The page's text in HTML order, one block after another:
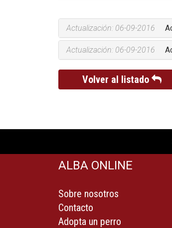
Actualización: 06-09-2016
Actualización: 06-09-2016
Volver al listado
ALBA ONLINE
Sobre nosotros
Contacto
Adopta un perro